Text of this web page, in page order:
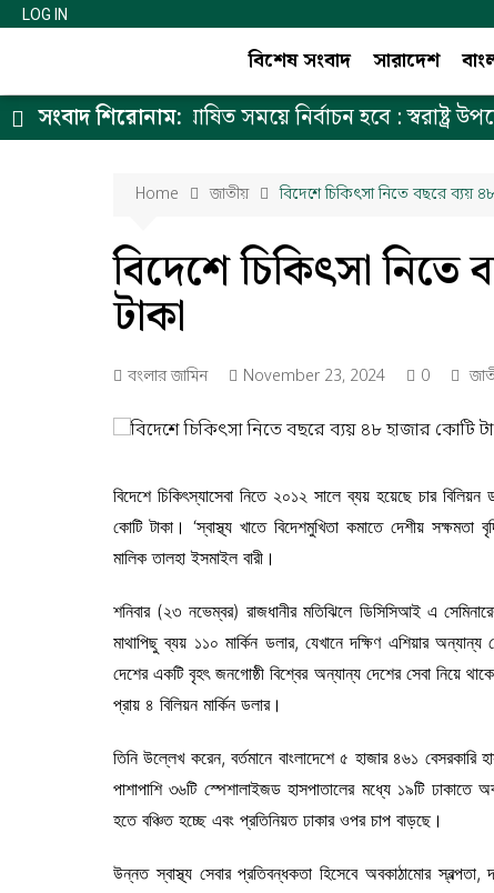
LOG IN
বিশেষ সংবাদ সারাদেশ
সংবাদ শিরোনাম:
প্রধান উপদেষ্টার ঘোষিত সময়ে নির্বাচন হবে : স্বরাষ্ট্র
Home জাতীয় বিদেশে চিকিৎসা নিতে বছরে ব্যয়
বিদেশে চিকিৎসা
টাকা
বংলার জামিন November 23, 2024 0
বিদেশে চিকিৎস্যাসেবা নিতে ২০১২ সালে ব্যয় হয়েছে চার
কোটি টাকা। ‘স্বাস্থ্য খাতে বিদেশমুখিতা কমাতে দেশীয়
মালিক তালহা ইসমাইল বারী।
শনিবার (২৩ নভেম্বর) রাজধানীর মতিঝিলে ডিসিসিআই এ
মাথাপিছু ব্যয় ১১০ মার্কিন ডলার, যেখানে দক্ষিণ এশিয়ার
দেশের একটি বৃহৎ জনগোষ্ঠী বিশ্বের অন্যান্য দেশের সেবা নিয়ে
প্রায় ৪ বিলিয়ন মার্কিন ডলার।
তিনি উল্লেখ করেন, বর্তমানে বাংলাদেশে ৫ হাজার ৪৬১
পাশাপাশি ৩৬টি স্পেশালাইজড হাসপাতালের মধ্যে ১৯টি
হতে বঞ্চিত হচ্ছে এবং প্রতিনিয়ত ঢাকার ওপর চাপ বাড়ছে।
উন্নত স্বাস্থ্য সেবার প্রতিবন্ধকতা হিসেবে অবকাঠামোর স্বল্পতা,